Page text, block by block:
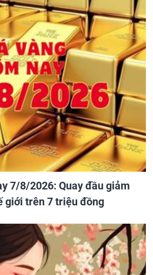
7/8/2026: Quay đầu giảm
giới trên 7 triệu đồng